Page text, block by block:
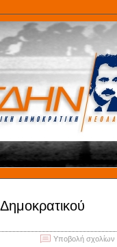
Υποβολή σχολίων